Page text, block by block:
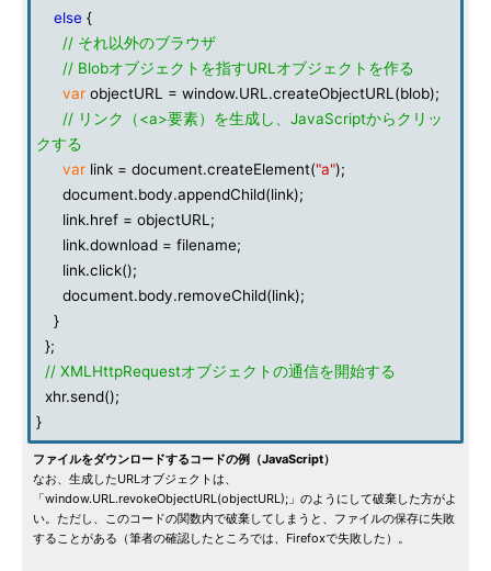
else {
// それ以外のブラウザ
// Blobオブジェクトを指すURLオブジェクトを作る
var objectURL = window.URL.createObjectURL(blob);
// リンク（<a>要素）を生成し、JavaScriptからクリッ
クする
var link = document.createElement("a");
document.body.appendChild(link);
link.href = objectURL;
link.download = filename;
link.click();
document.body.removeChild(link);
}
};
// XMLHttpRequestオブジェクトの通信を開始する
xhr.send();
}
ファイルをダウンロードするコードの例（JavaScript）
なお、生成したURLオブジェクトは、
「window.URL.revokeObjectURL(objectURL);」のようにして破棄した方がよ
い。ただし、このコードの関数内で破棄してしまうと、ファイルの保存に失敗
することがある（筆者の確認したところでは、Firefoxで失敗した）。